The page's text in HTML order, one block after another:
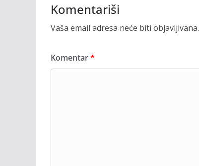
Komentariši
Vaša email adresa neće biti objavljivana.
Komentar*